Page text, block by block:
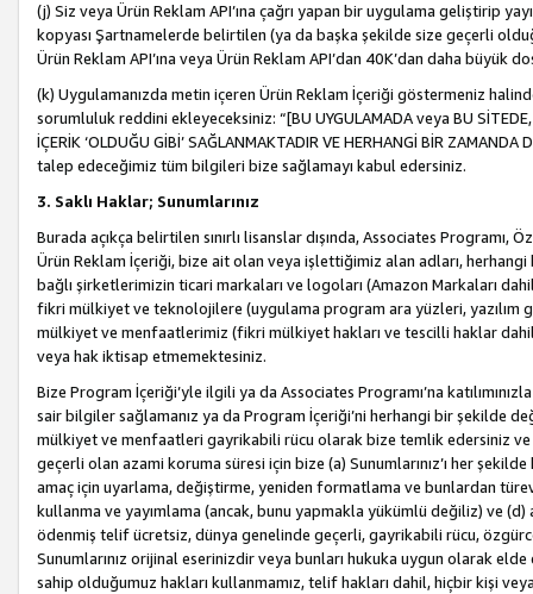
(j) Siz veya Ürün Reklam API’ına çağrı yapan bir uygulama geliştirip
kopyası Şartnamelerde belirtilen (ya da başka şekilde size geçerli
Ürün Reklam API’ına veya Ürün Reklam API’dan 40K’dan daha büyük
(k) Uygulamanızda metin içeren Ürün Reklam İçeriği göstermeniz
sorumluluk reddini ekleyeceksiniz: “[BU UYGULAMADA veya BU SİTEDE,
İÇERİK ‘OLDUĞU GİBİ’ SAĞLANMAKTADIR VE HERHANGİ BİR
talep edeceğimiz tüm bilgileri bize sağlamayı kabul edersiniz.
3. Saklı Haklar; Sunumlarınız
Burada açıkça belirtilen sınırlı lisanslar dışında, Associates Programı,
Ürün Reklam İçeriği, bize ait olan veya işlettiğimiz alan adları,
bağlı şirketlerimizin ticari markaları ve logoları (Amazon Markaları
fikri mülkiyet ve teknolojilere (uygulama program ara yüzleri,
mülkiyet ve menfaatlerimiz (fikri mülkiyet hakları ve tescilli haklar
veya hak iktisap etmemektesiniz.
Bize Program İçeriği’yle ilgili ya da Associates Programı’na
sair bilgiler sağlamanız ya da Program İçeriği’ni herhangi bir şekilde
mülkiyet ve menfaatleri gayrikabili rücu olarak bize temlik edersiniz ve
geçerli olan azami koruma süresi için bize (a) Sunumlarınız’ı her
amaç için uyarlama, değiştirme, yeniden formatlama ve bunlardan türev
kullanma ve yayımlama (ancak, bunu yapmakla yükümlü değiliz) ve
ödenmiş telif ücretsiz, dünya genelinde geçerli, gayrikabili rücu,
Sunumlarınız orijinal eserinizdir veya bunları hukuka uygun olarak
sahip olduğumuz hakları kullanmamız, telif hakları dahil, hiçbir kişi